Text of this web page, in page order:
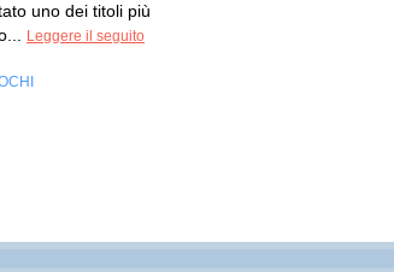
uno dei titoli più
Leggere il seguito